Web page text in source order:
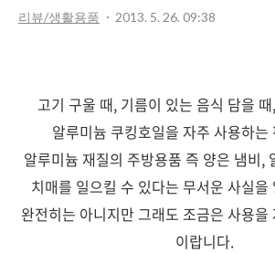
리뷰/생활용품 2013. 5. 26. 09:38
고기 구울 때, 기름이 있는 음식 담을
알루미늄 쿠킹호일을 자주 사용하는
알루미늄 재질의 주방용품 즉 양은 냄비,
치매를 일으킬 수 있다는 무서운 사실을
완전히는 아니지만 그래도 조금은 사용을
이랍니다.